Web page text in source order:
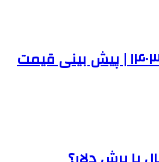
طلا، دارایی جذاب ۱۴۰۳ | پیش بینی قیمت